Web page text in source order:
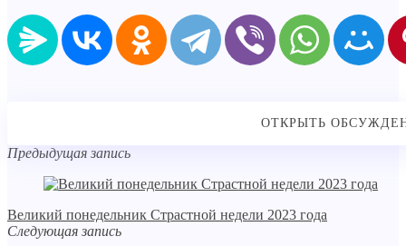
Предыдущая запись
Великий понедельник Страстной недели 2023 года
Следующая запись